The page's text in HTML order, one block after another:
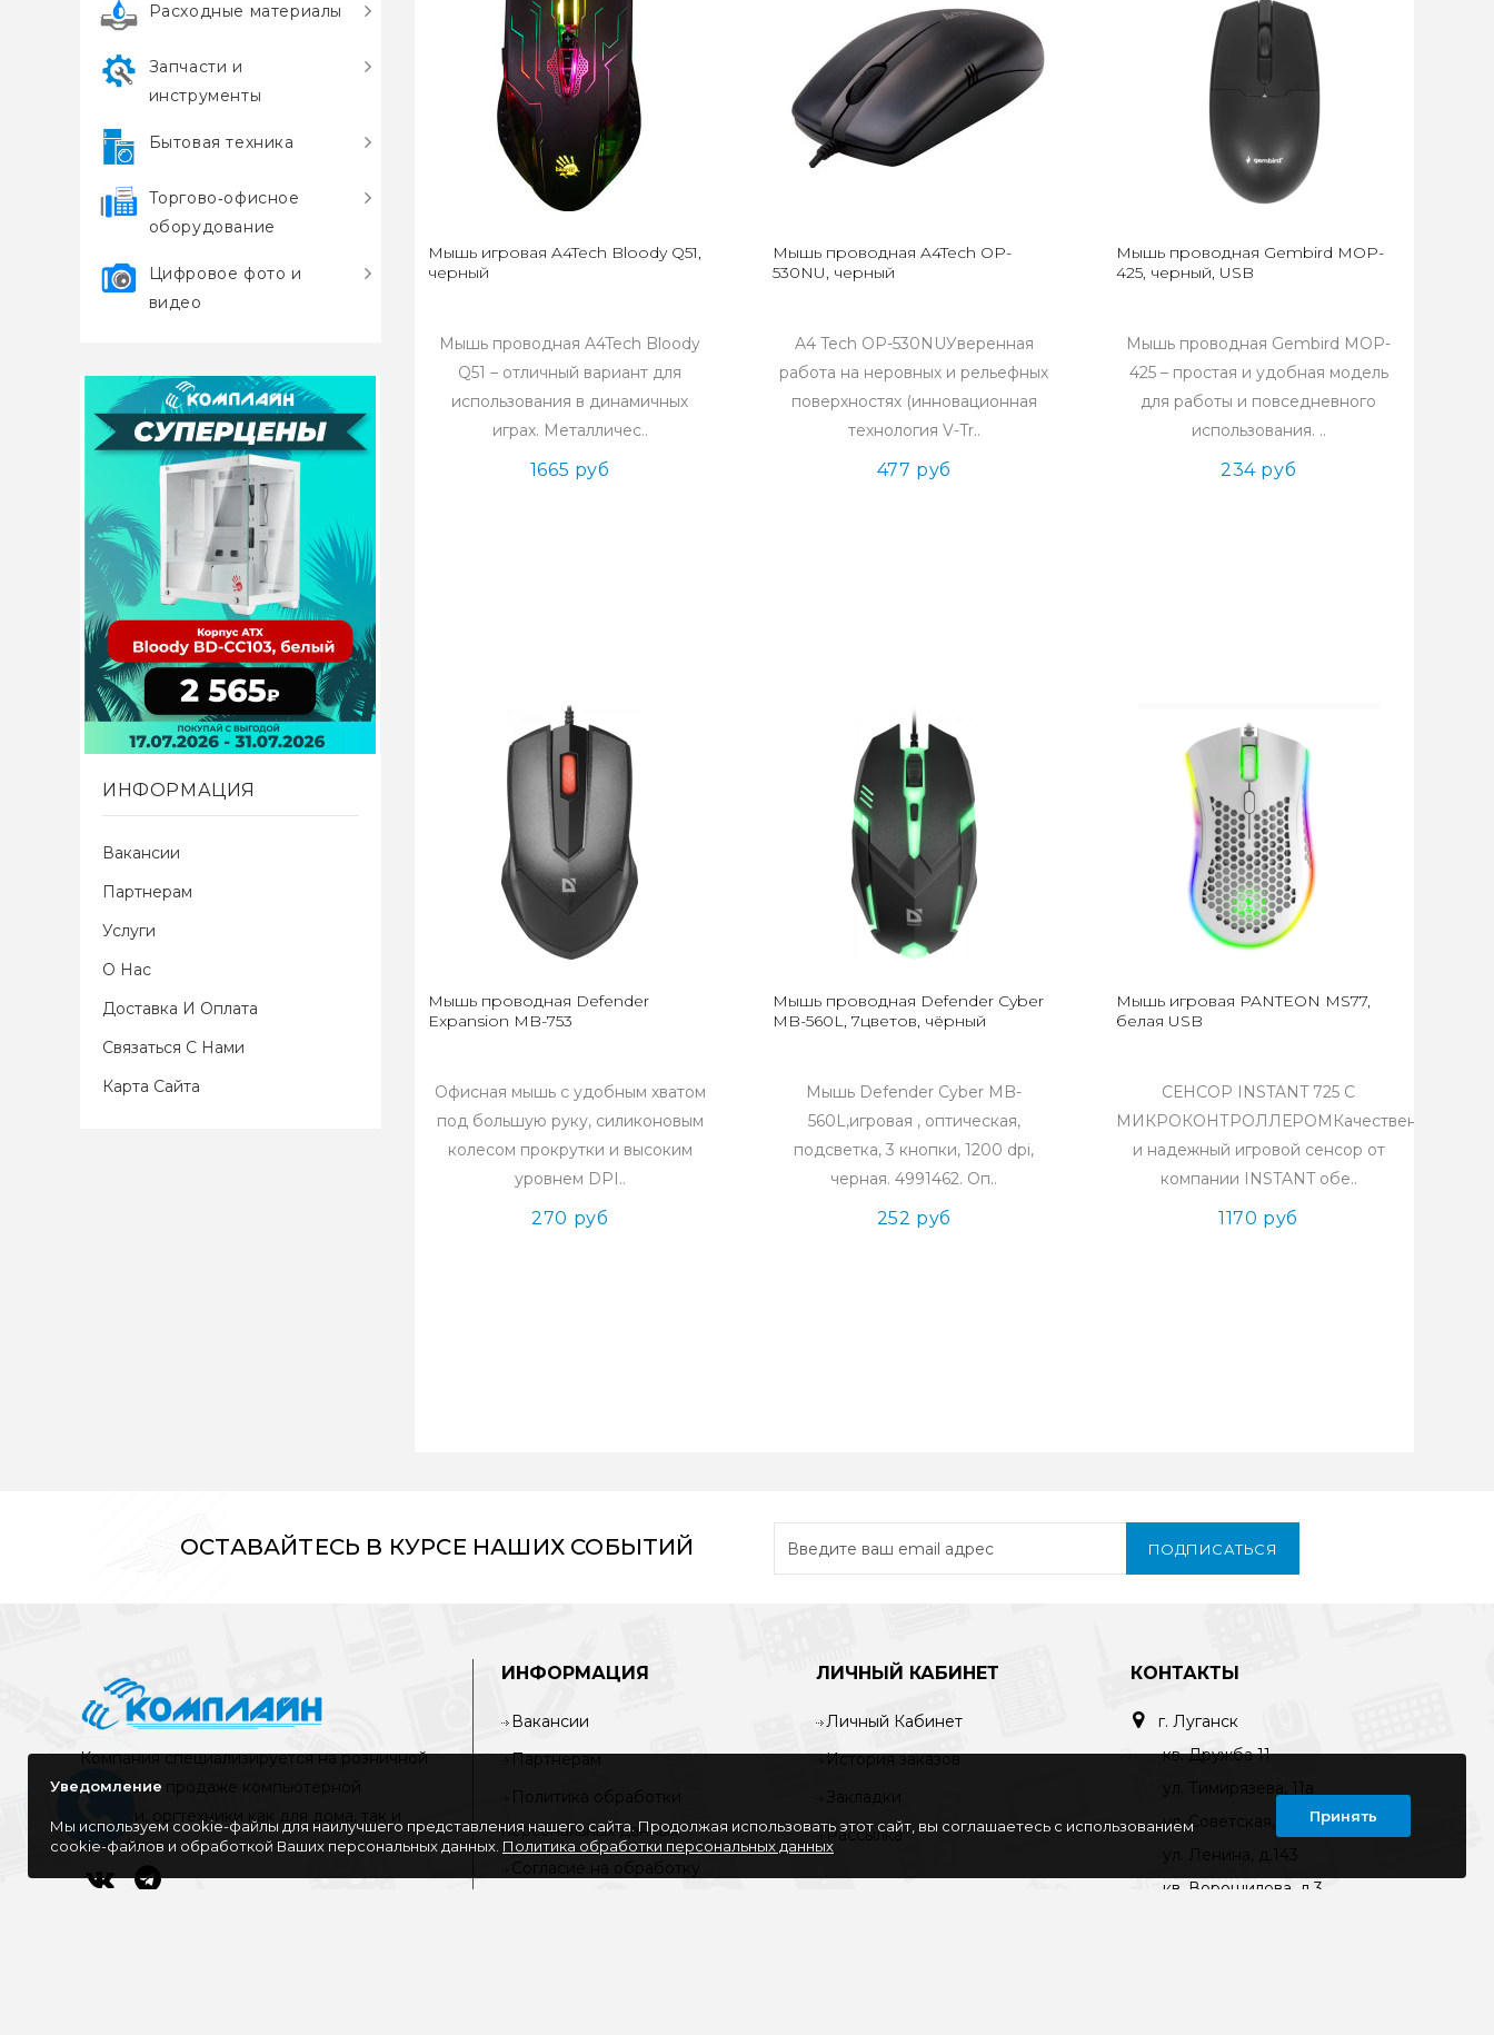
Расходные материалы
Запчасти и
инструменты
Бытовая техника
Торгово‑офисное
оборудование
Цифровое фото и
видео
ИНФОРМАЦИЯ
Вакансии
Партнерам
Услуги
О Нас
Доставка И Оплата
Связаться С Нами
Карта Сайта
Мышь игровая A4Tech Bloody Q51,
черный
Мышь проводная A4Tech Bloody
Q51 – отличный вариант для
использования в динамичных
играх. Металличес..
1665 руб
Мышь проводная A4Tech OP-
530NU, черный
A4 Tech OP-530NUУверенная
работа на неровных и рельефных
поверхностях (инновационная
технология V-Tr..
477 руб
Мышь проводная Gembird MOP-
425, черный, USB
Мышь проводная Gembird MOP-
425 – простая и удобная модель
для работы и повседневного
использования. ..
234 руб
Мышь проводная Defender
Expansion MB-753
Офисная мышь с удобным хватом
под большую руку, силиконовым
колесом прокрутки и высоким
уровнем DPI..
270 руб
Мышь проводная Defender Cyber
MB-560L, 7цветов, чёрный
Мышь Defender Cyber MB-
560L,игровая , оптическая,
подсветка, 3 кнопки, 1200 dpi,
черная. 4991462. Оп..
252 руб
Мышь игровая PANTEON MS77,
белая USB
СЕНСОР INSTANT 725 С
МИКРОКОНТРОЛЛЕРОМКачественный
и надежный игровой сенсор от
компании INSTANT обе..
1170 руб
ОСТАВАЙТЕСЬ В КУРСЕ НАШИХ СОБЫТИЙ ПОДПИСАТЬСЯ
Компания специализируется на розничной
и оптовой продаже компьютерной
техники, оргтехники как для дома, так и
для офиса
ИНФОРМАЦИЯ
Вакансии
Партнерам
Политика обработки
персональных данных
Согласие на обработку
ЛИЧНЫЙ КАБИНЕТ
Личный Кабинет
История заказов
Закладки
Рассылка
КОНТАКТЫ
г. Луганск
кв. Дружба 11
ул. Тимирязева, 11а
ул. Советская, д. 6
ул. Ленина, д.143
кв. Ворошилова, д.3
Уведомление
Мы используем cookie-файлы для наилучшего представления нашего сайта. Продолжая использовать этот сайт, вы соглашаетесь с использованием
cookie-файлов и обработкой Ваших персональных данных. Политика обработки персональных данных
Принять